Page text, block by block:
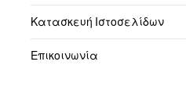
Κατασκευή Ιστοσελίδων
Επικοινωνία